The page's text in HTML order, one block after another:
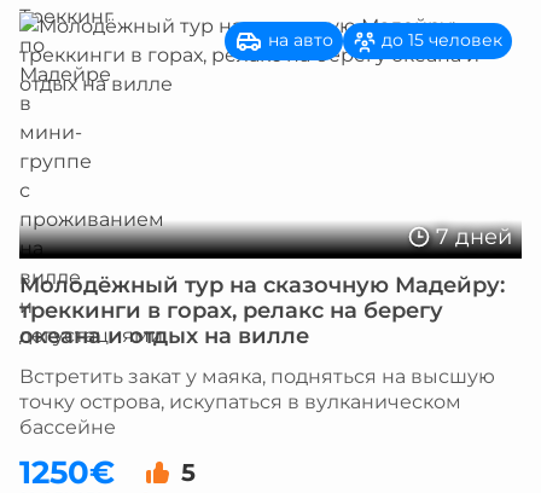
7 дней
на авто до 15 человек
Молодёжный тур на сказочную Мадейру:
треккинги в горах, релакс на берегу
океана и отдых на вилле
Встретить закат у маяка, подняться на высшую
точку острова, искупаться в вулканическом
бассейне
1250€ 5